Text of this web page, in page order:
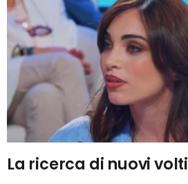
La ricerca di nuovi volti